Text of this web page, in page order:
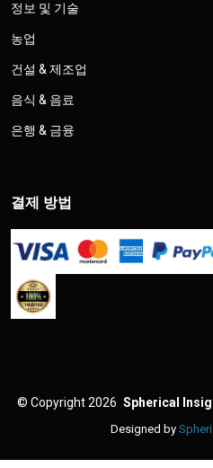
정보 및 기술
농업
건설 & 제조업
음식 & 음료
은행 & 금융
결제 방법
© Copyright 2026 Spherical
Designed by